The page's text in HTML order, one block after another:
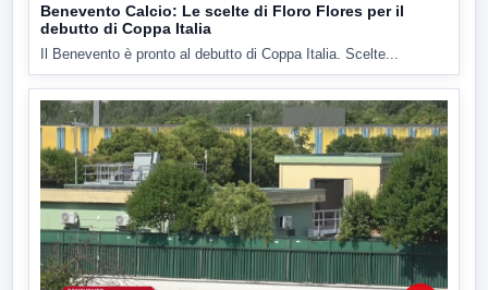
Benevento Calcio: Le scelte di Floro Flores per il
debutto di Coppa Italia
Il Benevento è pronto al debutto di Coppa Italia. Scelte...